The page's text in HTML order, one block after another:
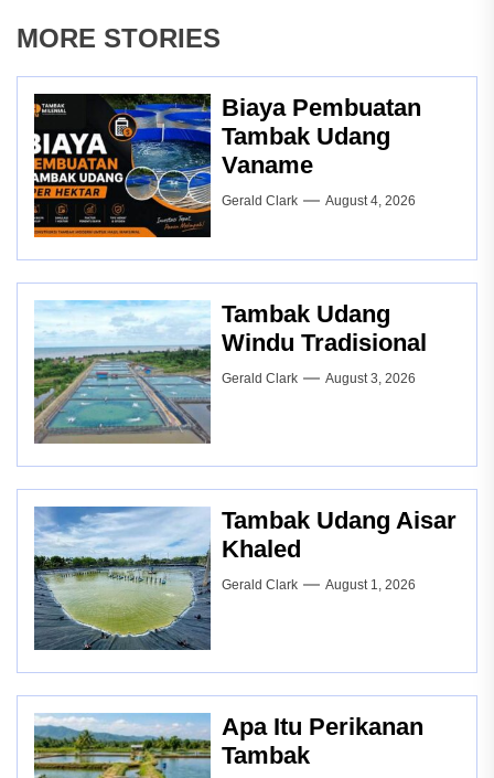
MORE STORIES
Biaya Pembuatan
Tambak Udang
Vaname
Gerald Clark August 4, 2026
Tambak Udang
Windu Tradisional
Gerald Clark August 3, 2026
Tambak Udang Aisar
Khaled
Gerald Clark August 1, 2026
Apa Itu Perikanan
Tambak